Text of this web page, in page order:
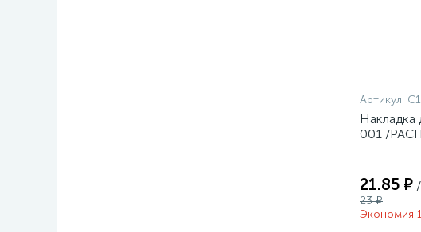
Артикул:
Накладка
001 /
21.85 ₽
23 ₽
Экономия